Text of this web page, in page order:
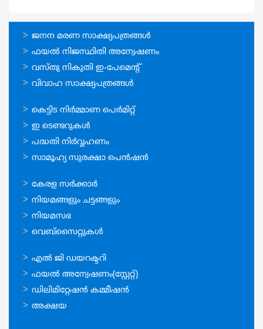
ഓണ്‍ലൈന്‍
സേവനങ്ങള്‍
ജനന മരണ സാക്ഷ്യപത്രങ്ങള്‍
ഫയല്‍ നിജസ്ഥിതി അന്വേഷണം
വസ്തു നികുതി ഇ-പേമെന്റ്
വിവാഹ സാക്ഷ്യപത്രങ്ങള്‍
ഓണ്‍ലൈന്‍
സേവനങ്ങള്‍
കെട്ടിട നിര്‍മ്മാണ പെര്‍മിറ്റ്‌
ഇ ടെണ്ടറുകള്‍
പദ്ധതി നിര്‍വ്വഹണം
സാമൂഹ്യ സുരക്ഷാ പെന്‍ഷന്‍
ഉപയോഗപ്രദമായ
കണ്ണികള്‍
കേരള സര്‍ക്കാര്‍
നിയമങ്ങളും ചട്ടങ്ങളും
നിയമസഭ
വെബ്സൈറ്റുകള്‍
ഉപയോഗപ്രദമായ
കണ്ണികള്‍
എല്‍ ജി ഡയറക്ടറി
ഫയല്‍ അന്വേഷണം(സ്റ്റേറ്റ്)
ഡിലിമിറ്റേഷന്‍ കമ്മീഷന്‍
അക്ഷയ